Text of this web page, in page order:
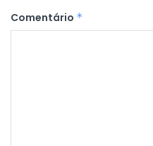
Comentário *